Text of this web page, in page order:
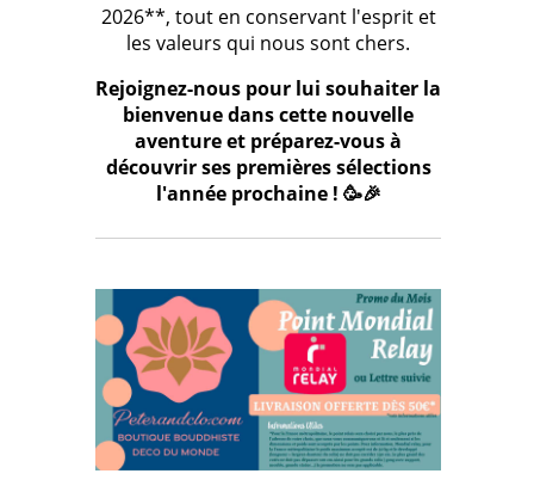
2026**, tout en conservant l'esprit et
les valeurs qui nous sont chers.
Rejoignez-nous pour lui souhaiter la
bienvenue dans cette nouvelle
aventure et préparez-vous à
découvrir ses premières sélections
l'année prochaine ! 🥳🎉